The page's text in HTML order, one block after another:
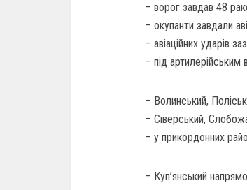
– ворог завдав 48
– окупанти завдали
– авіаційних ударів
– під артилерійським
– Волинський,
– Сіверський,
– у прикордонних
– Куп’янський